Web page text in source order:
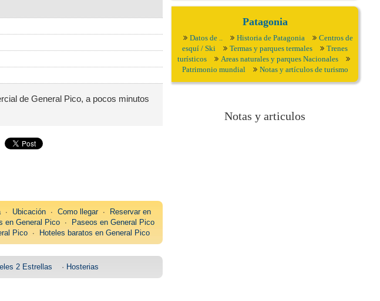
de General Pico, a pocos minutos
∙ Ubicación∙ Como llegar∙
Reservar en
en General Pico∙
Paseos en General Pico
Pico∙ Hoteles baratos en General Pico
2 Estrellas · Hosterias
Patagonia
Datos de .. Historia de Patagonia
Centros de
esquí / Ski
Termas y parques termales
Trenes
turísticos
Areas naturales y parques Nacionales
Patrimonio mundial
Notas y artículos de turismo
Notas y articulos